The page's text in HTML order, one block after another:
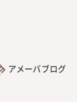
アメーバブログ